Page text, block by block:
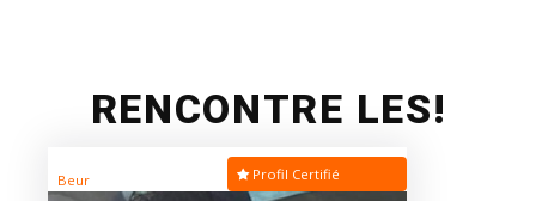
RENCONTRE LES!